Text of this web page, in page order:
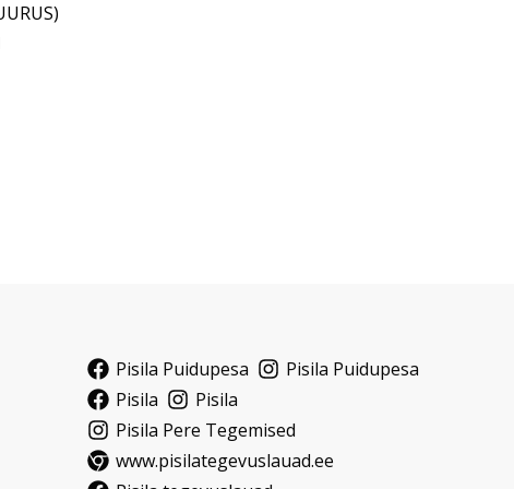
Pisila Puidupesa
Pisila Puidupesa
Pisila
Pisila
Pisila Pere Tegemised
www.pisilategevuslauad.ee